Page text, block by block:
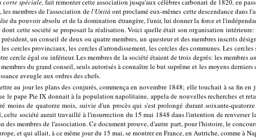
corte spéciale, fait remonter cette association jusqu'aux célèbres carbonari de 1820, en
membres de l'association del'Unitàont proclamé eux-mêmes cette descendance dans
du pouvoir absolu et de la domination étrangère, l'unir, lui donner la force et
cette société se proposait la réalisation. Voici quelle était son organisation
un conseil de deux ou quatre membres, un questeur et des membres inscrits
cercles provinciaux, les cercles d'arrondissement, les cercles des communes. Les
cercle égal ou inférieur. Les membres de la société étaient de trois degrés: les membres
membres du grand conseil, seuls autorisés à connaître le but suprême et les moyens
aveugle aux ordres des chefs.
au jour les plans des conjurés, commença en novembre 1848; elle touchait à sa fin
le pape Pie IX donnait à la population napolitaine, appela de nouvelles recherches et
moins de quatorze mois, suivie d'un procès qui s'est prolongé durant soixante-
celte société aurait travaillé à l'insurrection du 15 mai 1848 dans l'intention de renverser
des membres de l'association. Ce document prouve, d'autre part, pour l'histoire, le
et qui allait, à ce même jour du 15 mai, se montrer en France, en Autriche, comme à